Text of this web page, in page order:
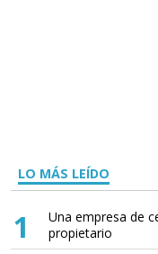
LO MÁS LEÍDO
1
Una empresa de
propietario